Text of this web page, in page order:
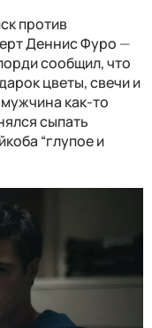
против
Деннис Фуро —
сообщил, что
цветы, свечи и
как-то
сыпать
“глупое и